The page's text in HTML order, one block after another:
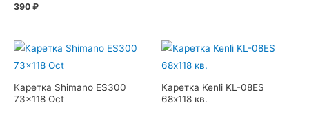
390 ₽
Каретка Shimano ES300
73×118 Oct
Каретка Kenli KL-08ES
68х118 кв.